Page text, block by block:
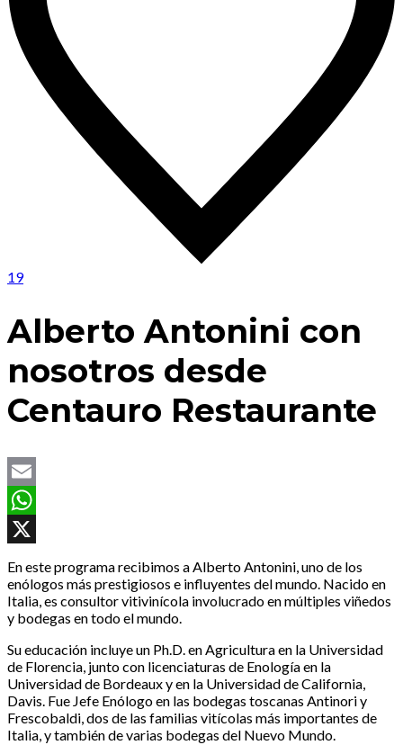
19
Alberto Antonini con
nosotros desde
Centauro Restaurante
Email
WhatsApp
En este programa recibimos a Alberto Antonini, uno de los
enólogos más prestigiosos e influyentes del mundo. Nacido en
Italia, es consultor vitivinícola involucrado en múltiples viñedos
y bodegas en todo el mundo.
Su educación incluye un Ph.D. en Agricultura en la Universidad
de Florencia, junto con licenciaturas de Enología en la
Universidad de Bordeaux y en la Universidad de California,
Davis. Fue Jefe Enólogo en las bodegas toscanas Antinori y
Frescobaldi, dos de las familias vitícolas más importantes de
Italia, y también de varias bodegas del Nuevo Mundo.